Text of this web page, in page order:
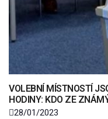
VOLEBNÍ MÍSTNOSTÍ
HODINY: KDO ZE
28/01/2023